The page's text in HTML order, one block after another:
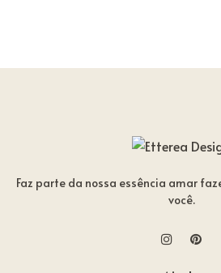
Faz parte da nossa essência amar
você.